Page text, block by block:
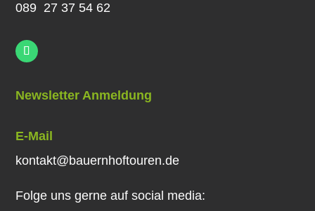
089 27 37 54 62
Newsletter Anmeldung
E-Mail
kontakt@bauernhoftouren.de
Folge uns gerne auf social media: